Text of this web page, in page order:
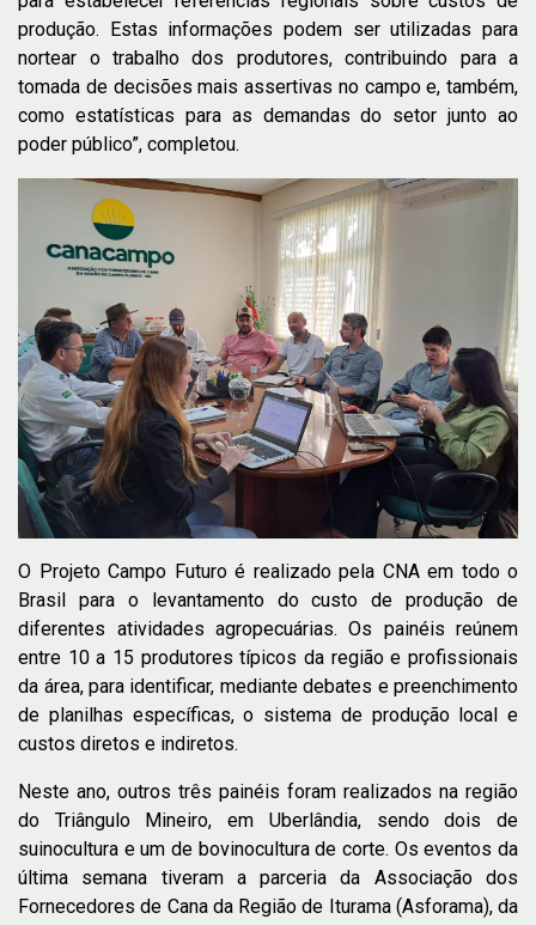
produção. Estas informações podem ser utilizadas para
nortear o trabalho dos produtores, contribuindo para a
tomada de decisões mais assertivas no campo e, também,
como estatísticas para as demandas do setor junto ao
poder público”, completou.
O Projeto Campo Futuro é realizado pela CNA em todo o
Brasil para o levantamento do custo de produção de
diferentes atividades agropecuárias. Os painéis reúnem
entre 10 a 15 produtores típicos da região e profissionais
da área, para identificar, mediante debates e preenchimento
de planilhas específicas, o sistema de produção local e
custos diretos e indiretos.
Neste ano, outros três painéis foram realizados na região
do Triângulo Mineiro, em Uberlândia, sendo dois de
suinocultura e um de bovinocultura de corte. Os eventos da
última semana tiveram a parceria da Associação dos
Fornecedores de Cana da Região de Iturama (Asforama), da